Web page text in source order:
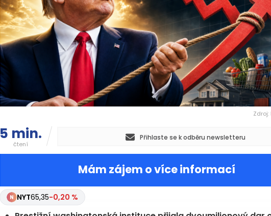
Zdroj:
5 min.
čtení
Přihlaste se k odběru newsletteru
Mám zájem o více informací
NYT65,35-0,20 %